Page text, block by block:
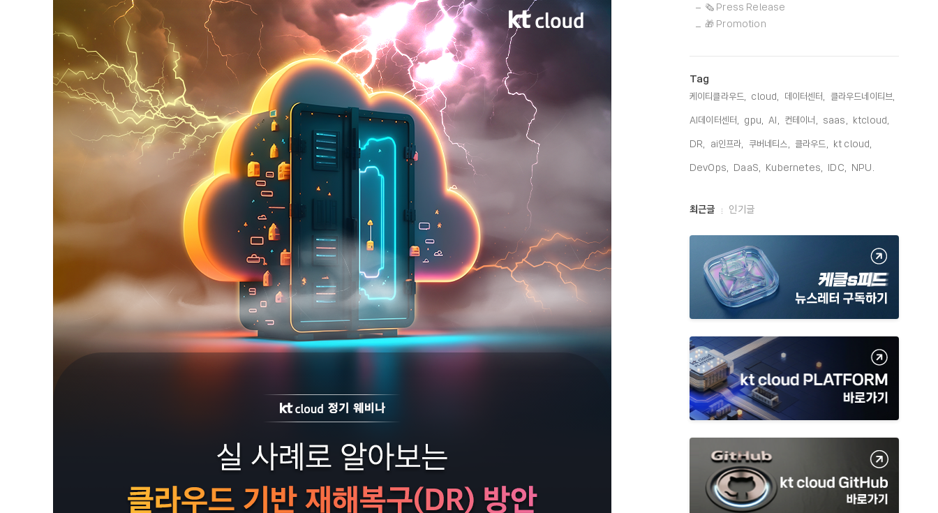
🗞️ Press Release
🎁 Promotion
Tag
케이티클라우드, cloud, 데이터센터, 클라우드네이티브,
AI데이터센터, gpu, AI, 컨테이너, saas, ktcloud,
DR, ai인프라, 쿠버네티스, 클라우드, kt cloud,
DevOps, DaaS, Kubernetes, IDC, NPU,
최
최근글 인기글